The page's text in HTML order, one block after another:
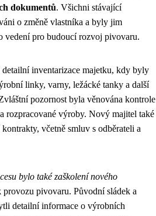
dokumentů. Všichni stávající
o změně vlastníka a byly jim
vedení pro budoucí rozvoj pivovaru.
inventarizace majetku, kdy byly
linky, varny, ležácké tanky a další
pozornost byla věnována kontrole
rozpracované výroby. Nový majitel také
včetně smluv s odběrateli a
bylo také zaškolení nového
provozu pivovaru. Původní sládek a
detailní informace o výrobních